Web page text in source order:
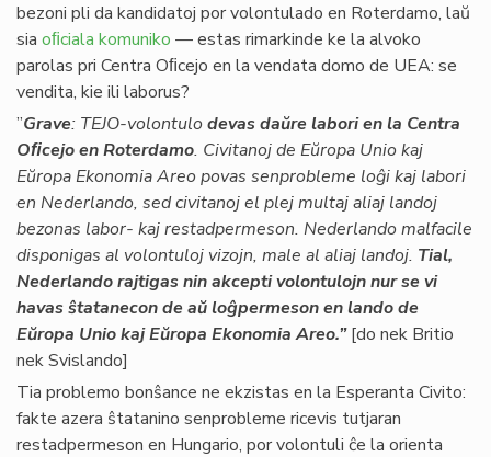
bezoni pli da kandidatoj por volontulado en Roterdamo, laŭ
sia oﬁciala komuniko — estas rimarkinde ke la alvoko
parolas pri Centra Oﬁcejo en la vendata domo de UEA: se
vendita, kie ili laborus?
”Grave: TEJO-volontulodevas daŭre labori en la Centra
Oﬁcejo en Roterdamo. Civitanoj de Eŭropa Unio kaj
Eŭropa Ekonomia Areo povas senprobleme loĝi kaj labori
en Nederlando, sed civitanoj el plej multaj aliaj landoj
bezonas labor- kaj restadpermeson. Nederlando malfacile
disponigas al volontuloj vizojn, male al aliaj landoj. Tial,
Nederlando rajtigas nin akcepti volontulojn nur se vi
havas ŝtatanecon de aŭ loĝpermeson en lando de
Eŭropa Unio kaj Eŭropa Ekonomia Areo.”[do nek Britio
nek Svislando]
Tia problemo bonŝance ne ekzistas en la Esperanta Civito:
fakte azera ŝtatanino senprobleme ricevis tutjaran
restadpermeson en Hungario, por volontuli ĉe la orienta